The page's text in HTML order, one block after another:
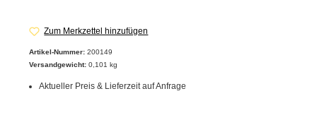
Zum Merkzettel hinzufügen
Artikel-Nummer: 200149
Versandgewicht: 0,101 kg
Aktueller Preis & Lieferzeit auf Anfrage